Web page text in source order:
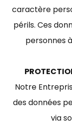
caractère
périls. Ces
personnes
Notre
des données
via